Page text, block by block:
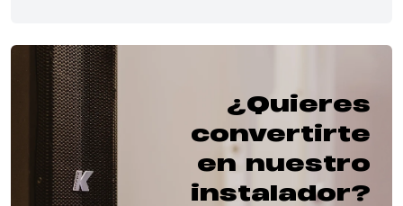
¿Quieres
convertirte
en nuestro
instalador?